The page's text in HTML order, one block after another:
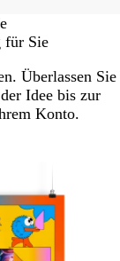
für Sie
Überlassen Sie
Idee bis zur
Konto.